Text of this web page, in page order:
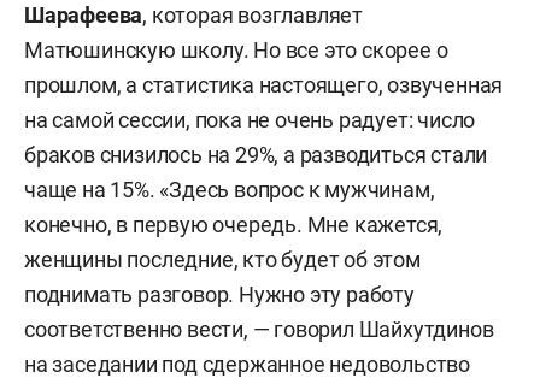
Шарафеева, которая возглавляет
Матюшинскую школу. Но все это скорее о
прошлом, а статистика настоящего, озвученная
на самой сессии, пока не очень радует: число
браков снизилось на 29%, а разводиться стали
чаще на 15%. «Здесь вопрос к мужчинам,
конечно, в первую очередь. Мне кажется,
женщины последние, кто будет об этом
поднимать разговор. Нужно эту работу
соответственно вести, — говорил Шайхутдинов
на заседании под сдержанное недовольство